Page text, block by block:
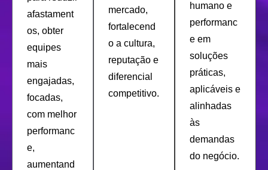
afastament
os, obter
equipes
mais
engajadas,
focadas,
com melhor
performanc
e,
aumentand
mercado,
fortalecend
o a cultura,
reputação e
diferencial
competitivo.
humano e
performanc
e em
soluções
práticas,
aplicáveis e
alinhadas
às
demandas
do negócio.